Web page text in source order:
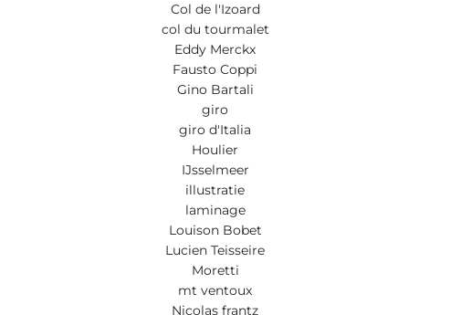
Col de l'Izoard
col du tourmalet
Eddy Merckx
Fausto Coppi
Gino Bartali
giro
giro d'Italia
Houlier
IJsselmeer
illustratie
laminage
Louison Bobet
Lucien Teisseire
Moretti
mt ventoux
Nicolas frantz